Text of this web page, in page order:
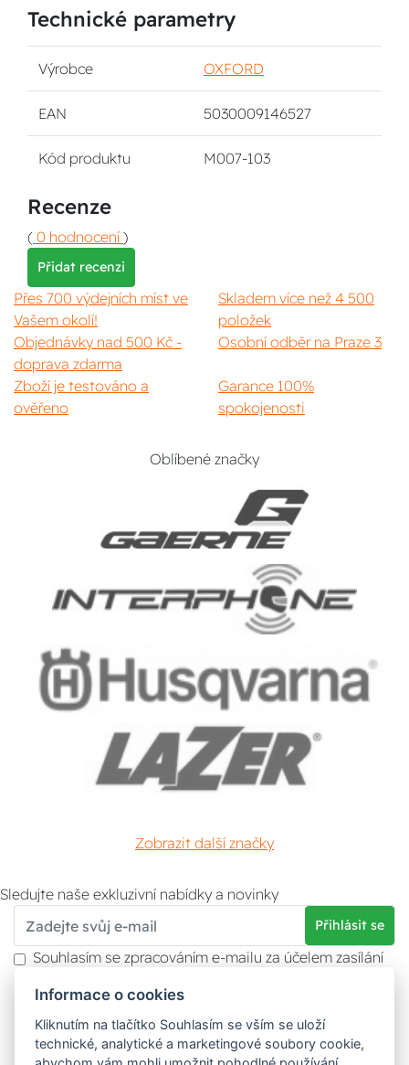
Technické parametry
Výrobce OXFORD
EAN 5030009146527
Kód produktu M007-103
Recenze
( 0 hodnocení )
Přidat recenzi
Přes 700 výdejních míst ve
Vašem okolí!
Skladem více než 4 500
položek
Objednávky nad 500 Kč -
doprava zdarma
Osobní odběr na Praze 3
Zboží je testováno a
ověřeno
Garance 100%
spokojenosti
Oblíbené značky
Zobrazit další značky
Sledujte naše exkluzivní nabídky a novinky
Přihlásit se
Souhlasím se zpracováním e-mailu za účelem zasílání
Více informací naleznete v
údajů . Souhlas můžete kdykoliv odvolat.
Informace o cookies
Kliknutím na tlačítko Souhlasím se vším se uloží
technické, analytické a marketingové soubory cookie,